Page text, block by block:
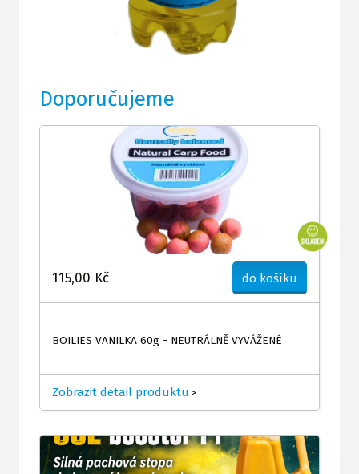
Doporučujeme
115,00 Kč do košíku
BOILIES VANILKA 60g - NEUTRÁLNĚ VYVÁŽENÉ
Zobrazit detail produktu >